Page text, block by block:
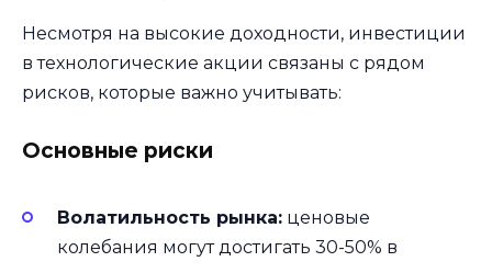
Несмотря на высокие доходности, инвестиции
в технологические акции связаны с рядом
рисков, которые важно учитывать:
Основные риски
Волатильность рынка: ценовые
колебания могут достигать 30-50% в